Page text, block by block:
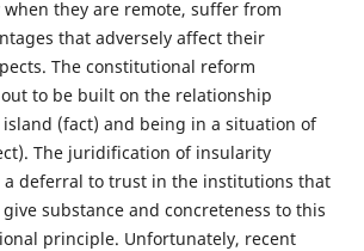
they are remote, suffer from
that adversely affect their
The constitutional reform
to be built on the relationship
(fact) and being in a situation of
The juridification of insularity
a deferral to trust in the institutions that
substance and concreteness to this
principle. Unfortunately, recent